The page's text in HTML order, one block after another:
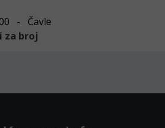
- Čavle
za broj